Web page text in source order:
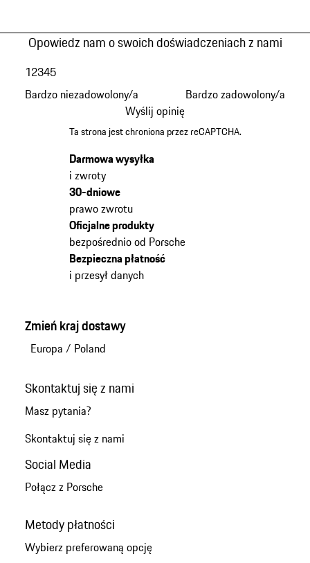
Opowiedz nam o swoich doświadczeniach z nami
Bardzo niezadowolony/a
12345
Bardzo zadowolony/a
Wyślij opinię
Ta strona jest chroniona przez reCAPTCHA.
Darmowa wysyłka
i zwroty
30-dniowe
prawo zwrotu
Oficjalne produkty
bezpośrednio od Porsche
Bezpieczna płatność
i przesył danych
Zmień kraj dostawy
Europa / Poland
Skontaktuj się z nami
Masz pytania?
Skontaktuj się z nami
Social Media
Połącz z Porsche
Metody płatności
Wybierz preferowaną opcję